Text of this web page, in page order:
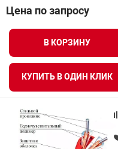
установки
Цена по запросу
В КОРЗИНУ
КУПИТЬ В ОДИН КЛИК